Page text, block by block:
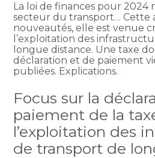
La loi de finances pour 2024
secteur du transport… Cette
nouveautés, elle est venue
l’exploitation des
longue distance. Une taxe
déclaration et de paiement
publiées. Explications.
Focus sur la
paiement de la
l’exploitation des
de transport de